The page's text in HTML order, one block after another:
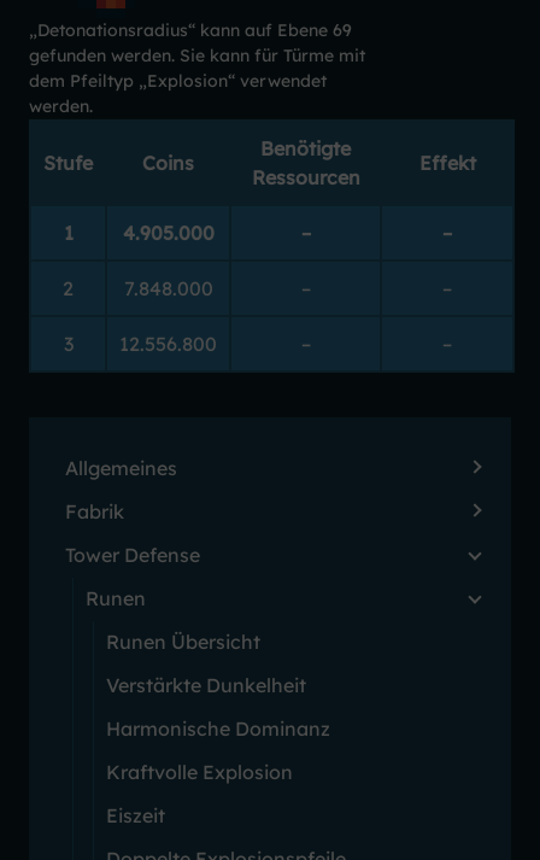
„Detonationsradius“ kann auf Ebene 69
gefunden werden. Sie kann für Türme mit
dem Pfeiltyp „Explosion“ verwendet
werden.
Stufe Coins
Benötigte
Ressourcen
Effekt
1 4.905.000 – –
2 7.848.000 – –
3 12.556.800 – –
Allgemeines
Fabrik
Tower Defense
Runen
Runen Übersicht
Verstärkte Dunkelheit
Harmonische Dominanz
Kraftvolle Explosion
Eiszeit